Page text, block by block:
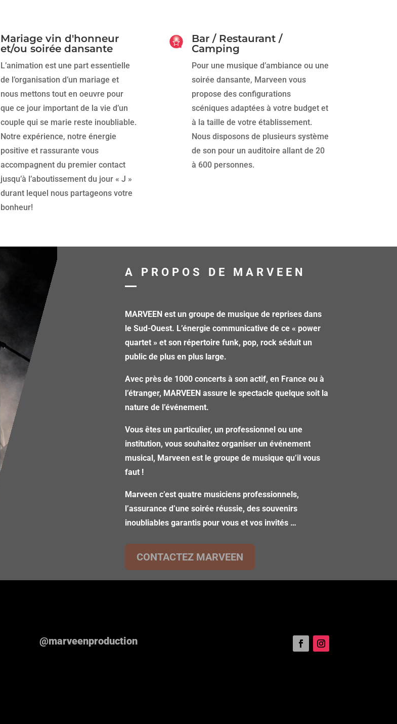
Mariage vin d'honneur
et/ou soirée dansante
L’animation est une part essentielle
de l’organisation d’un mariage et
nous mettons tout en oeuvre pour
que ce jour important de la vie d’un
couple qui se marie reste inoubliable.
Notre expérience, notre énergie
positive et rassurante vous
accompagnent du premier contact
jusqu’à l’aboutissement du jour « J »
durant lequel nous partageons votre
bonheur!
Bar / Restaurant /
Camping
Pour une musique d’ambiance ou une
soirée dansante, Marveen vous
propose des configurations
scéniques adaptées à votre budget et
à la taille de votre établissement.
Nous disposons de plusieurs système
de son pour un auditoire allant de 20
à 600 personnes.
A PROPOS DE MARVEEN
MARVEEN est un groupe de musique de reprises dans
le Sud-Ouest. L’énergie communicative de ce « power
quartet » et son répertoire funk, pop, rock séduit un
public de plus en plus large.
Avec près de 1000 concerts à son actif, en France ou à
l’étranger, MARVEEN assure le spectacle quelque soit la
nature de l’événement.
Vous êtes un particulier, un professionnel ou une
institution, vous souhaitez organiser un événement
musical, Marveen est le groupe de musique qu’il vous
faut !
Marveen c’est quatre musiciens professionnels,
l’assurance d’une soirée réussie, des souvenirs
inoubliables garantis pour vous et vos invités …
CONTACTEZ MARVEEN
@marveenproduction